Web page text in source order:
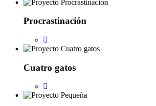
Procrastinación
Cuatro gatos